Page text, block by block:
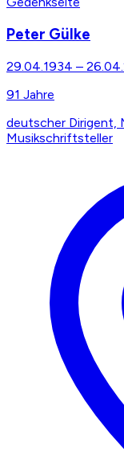
Peter Gülke
29.04.1934 –
91 Jahre
deutscher Dirigent,
Musikschriftsteller